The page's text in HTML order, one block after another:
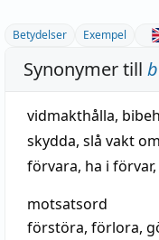
Betydelser Exempel
Synonymer till
vidmakthålla,
skydda, slå vakt om
förvara, ha i förvar,
motsatsord
förstöra, förlora,